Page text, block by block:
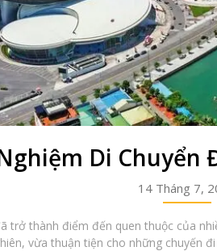
Di Chuyển
14 Tháng 7,
trở thành điểm đến quen thuộc của
vừa thuận tiện cho những chuyến